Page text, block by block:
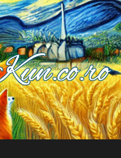
Kuncoro++